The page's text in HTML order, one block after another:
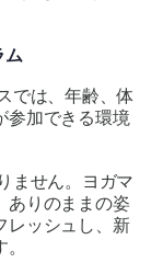
ム
では、年齢、体
参加できる環境
ません。ヨガマ
ありのままの姿
レッシュし、新